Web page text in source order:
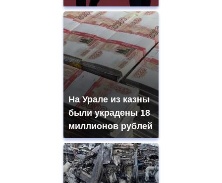
На Урале из казны
были украдены 18
миллионов рублей